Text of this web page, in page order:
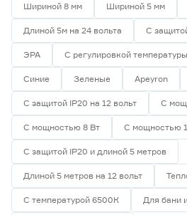
Шириной 8 мм Шириной 5 мм
Длиной 5м на 24 вольта С
ЭРА С регулировкой температуры
Синие Зеленые Apeyron
С защитой IP20 на 12 вольт С
С мощностью 8 Вт С мощностью
С защитой IP20 и длиной 5 метров
Длиной 5 метров на 12 вольт
С температурой 6500К Для бани